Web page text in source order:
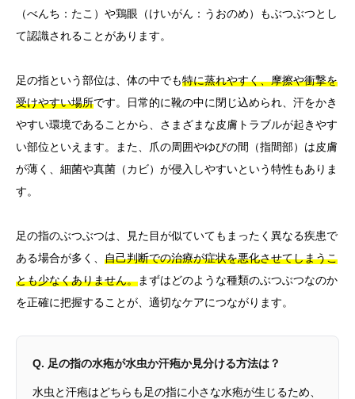
（べんち：たこ）や鶏眼（けいがん：うおのめ）もぶつぶつとし
て認識されることがあります。
足の指という部位は、体の中でも特に蒸れやすく、摩擦や衝撃を
受けやすい場所です。日常的に靴の中に閉じ込められ、汗をかき
やすい環境であることから、さまざまな皮膚トラブルが起きやす
い部位といえます。また、爪の周囲やゆびの間（指間部）は皮膚
が薄く、細菌や真菌（カビ）が侵入しやすいという特性もありま
す。
足の指のぶつぶつは、見た目が似ていてもまったく異なる疾患で
ある場合が多く、 自己判断での治療が症状を悪化させてしまうこ
とも少なくありません。まずはどのような種類のぶつぶつなのか
を正確に把握することが、適切なケアにつながります。
Q. 足の指の水疱が水虫か汗疱か見分ける方法は？
水虫と汗疱はどちらも足の指に小さな水疱が生じるため、